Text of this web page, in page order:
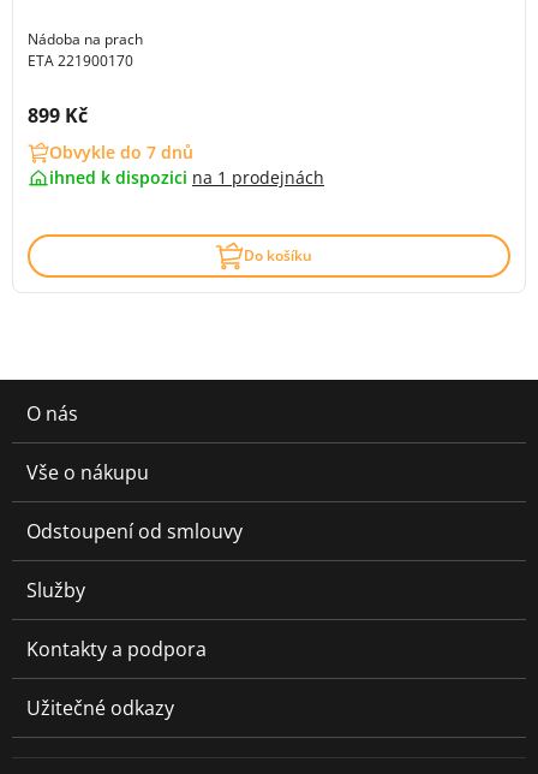
Nádoba na prach
ETA 221900170
Cena s DPH:
899 Kč
Obvykle do 7 dnů
ihned k dispozici na 1 prodejnách
Do košíku
O nás
Vše o nákupu
Odstoupení od smlouvy
Služby
Kontakty a podpora
Užitečné odkazy